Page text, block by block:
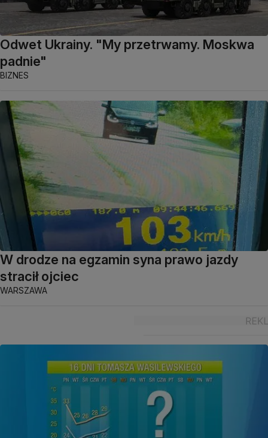
Odwet Ukrainy. "My przetrwamy. Moskwa
padnie"
BIZNES
W drodze na egzamin syna prawo jazdy
stracił ojciec
WARSZAWA